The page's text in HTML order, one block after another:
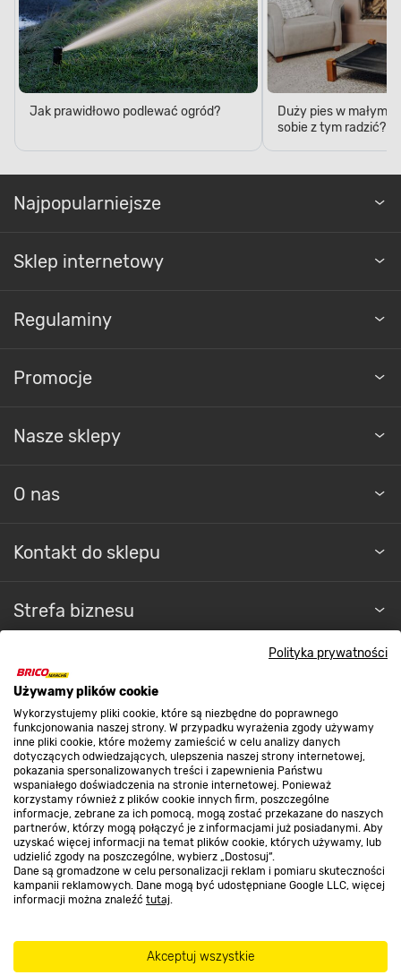
Polityka prywatności
Używamy plików cookie
Wykorzystujemy pliki cookie, które są niezbędne do poprawnego
funkcjonowania naszej strony. W przypadku wyrażenia zgody używamy
inne pliki cookie, które możemy zamieścić w celu analizy danych
dotyczących odwiedzających, ulepszenia naszej strony internetowej,
pokazania spersonalizowanych treści i zapewnienia Państwu
wspaniałego doświadczenia na stronie internetowej. Ponieważ
korzystamy również z plików cookie innych firm, poszczególne
informacje, zebrane za ich pomocą, mogą zostać przekazane do naszych
partnerów, którzy mogą połączyć je z informacjami już posiadanymi. Aby
uzyskać więcej informacji na temat plików cookie, których używamy, lub
udzielić zgody na poszczególne, wybierz „Dostosuj”.
Dane są gromadzone w celu personalizacji reklam i pomiaru skuteczności
kampanii reklamowych. Dane mogą być udostępniane Google LLC, więcej
informacji można znaleźć tutaj.
Akceptuj wszystkie
Jak prawidłowo podlewać ogród?
Duży pies w małym
sobie z tym radzić?
Najpopularniejsze
Sklep internetowy
Regulaminy
Promocje
Nasze sklepy
O nas
Kontakt do sklepu
Strefa biznesu
Dołącz do nas
Metody płatności
Informacje handlowe o towarach i ich cenach podane na stronach serwisu:
https://www.bricomarche.pl/nie stanowią oferty, a są wyłącznie